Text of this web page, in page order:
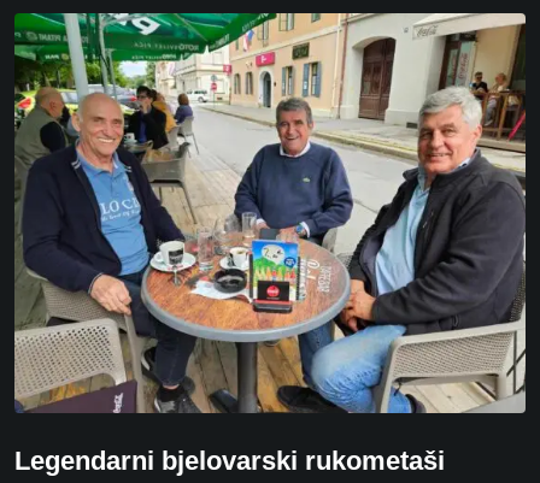
Legendarni bjelovarski rukometaši